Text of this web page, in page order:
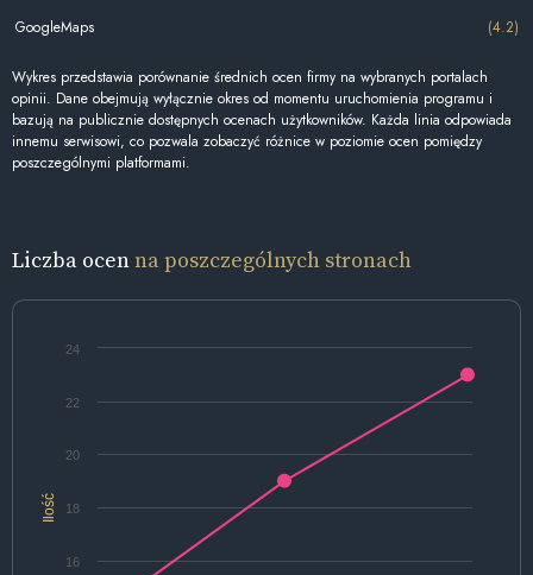
GoogleMaps (4.2)
Wykres przedstawia porównanie średnich ocen firmy na wybranych portalach
opinii. Dane obejmują wyłącznie okres od momentu uruchomienia programu i
bazują na publicznie dostępnych ocenach użytkowników. Każda linia odpowiada
innemu serwisowi, co pozwala zobaczyć różnice w poziomie ocen pomiędzy
poszczególnymi platformami.
Liczba ocenna poszczególnych stronach
Ilość
16
18
20
22
24